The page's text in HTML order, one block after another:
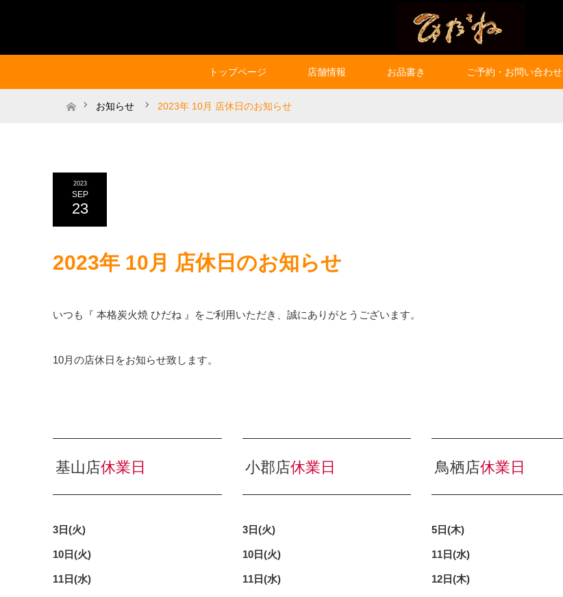
トップページ 店舗情報 お品書き ご予約・お問い合わせ
ホームお知らせ 2023年 10月 店休日のお知らせ
2023
SEP
23
2023年 10月 店休日のお知らせ
いつも『 本格炭火焼 ひだね 』をご利用いただき、誠にありがとうございます。
10月の店休日をお知らせ致します。
基山店休業日
3日(火)
10日(火)
11日(水)
小郡店休業日
3日(火)
10日(火)
11日(水)
鳥栖店休業日
5日(木)
11 日(水)
12日(木)